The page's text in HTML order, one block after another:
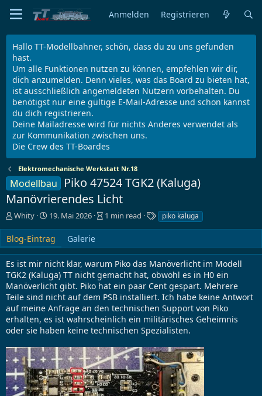
Anmelden Registrieren
Hallo TT-Modellbahner, schön, dass du zu uns gefunden
hast.
Um alle Funktionen nutzen zu können, empfehlen wir dir,
dich anzumelden. Denn vieles, was das Board zu bieten hat,
ist ausschließlich angemeldeten Nutzern vorbehalten. Du
benötigst nur eine gültige E-Mail-Adresse und schon kannst
du dich registrieren.
Deine Mailadresse wird für nichts Anderes verwendet als
zur Kommunikation zwischen uns.
Die Crew des TT-Boardes
Elektromechanische Werkstatt Nr.18
Modellbau
Piko 47524 TGK2 (Kaluga)
Manövrierendes Licht
A
t
o
r
Whity
E
s
t
e
l
l
u
n
g
s
d
t
u
m
19. Mai 2026
B
g
e
n
t
r
y
r
e
a
t
i
m
e
1 min read
S
l
a
g
w
o
r
t
e
piko kaluga
Blog-Eintrag Galerie
Es ist mir nicht klar, warum Piko das Manöverlicht im Modell
TGK2 (Kaluga) TT nicht gemacht hat, obwohl es in H0 ein
Manöverlicht gibt. Piko hat ein paar Cent gespart. Mehrere
Teile sind nicht auf dem PSB installiert. Ich habe keine Antwort
auf meine Anfrage an den technischen Support von Piko
erhalten, es ist wahrscheinlich ein militärisches Geheimnis
oder sie haben keine technischen Spezialisten.